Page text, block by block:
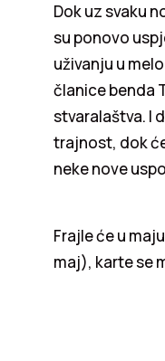
Dok uz svaku
su ponovo
uživanju u
članice benda
stvaralaštva. I
trajnost, dok
neke nove
Frajle će u
maj), karte se